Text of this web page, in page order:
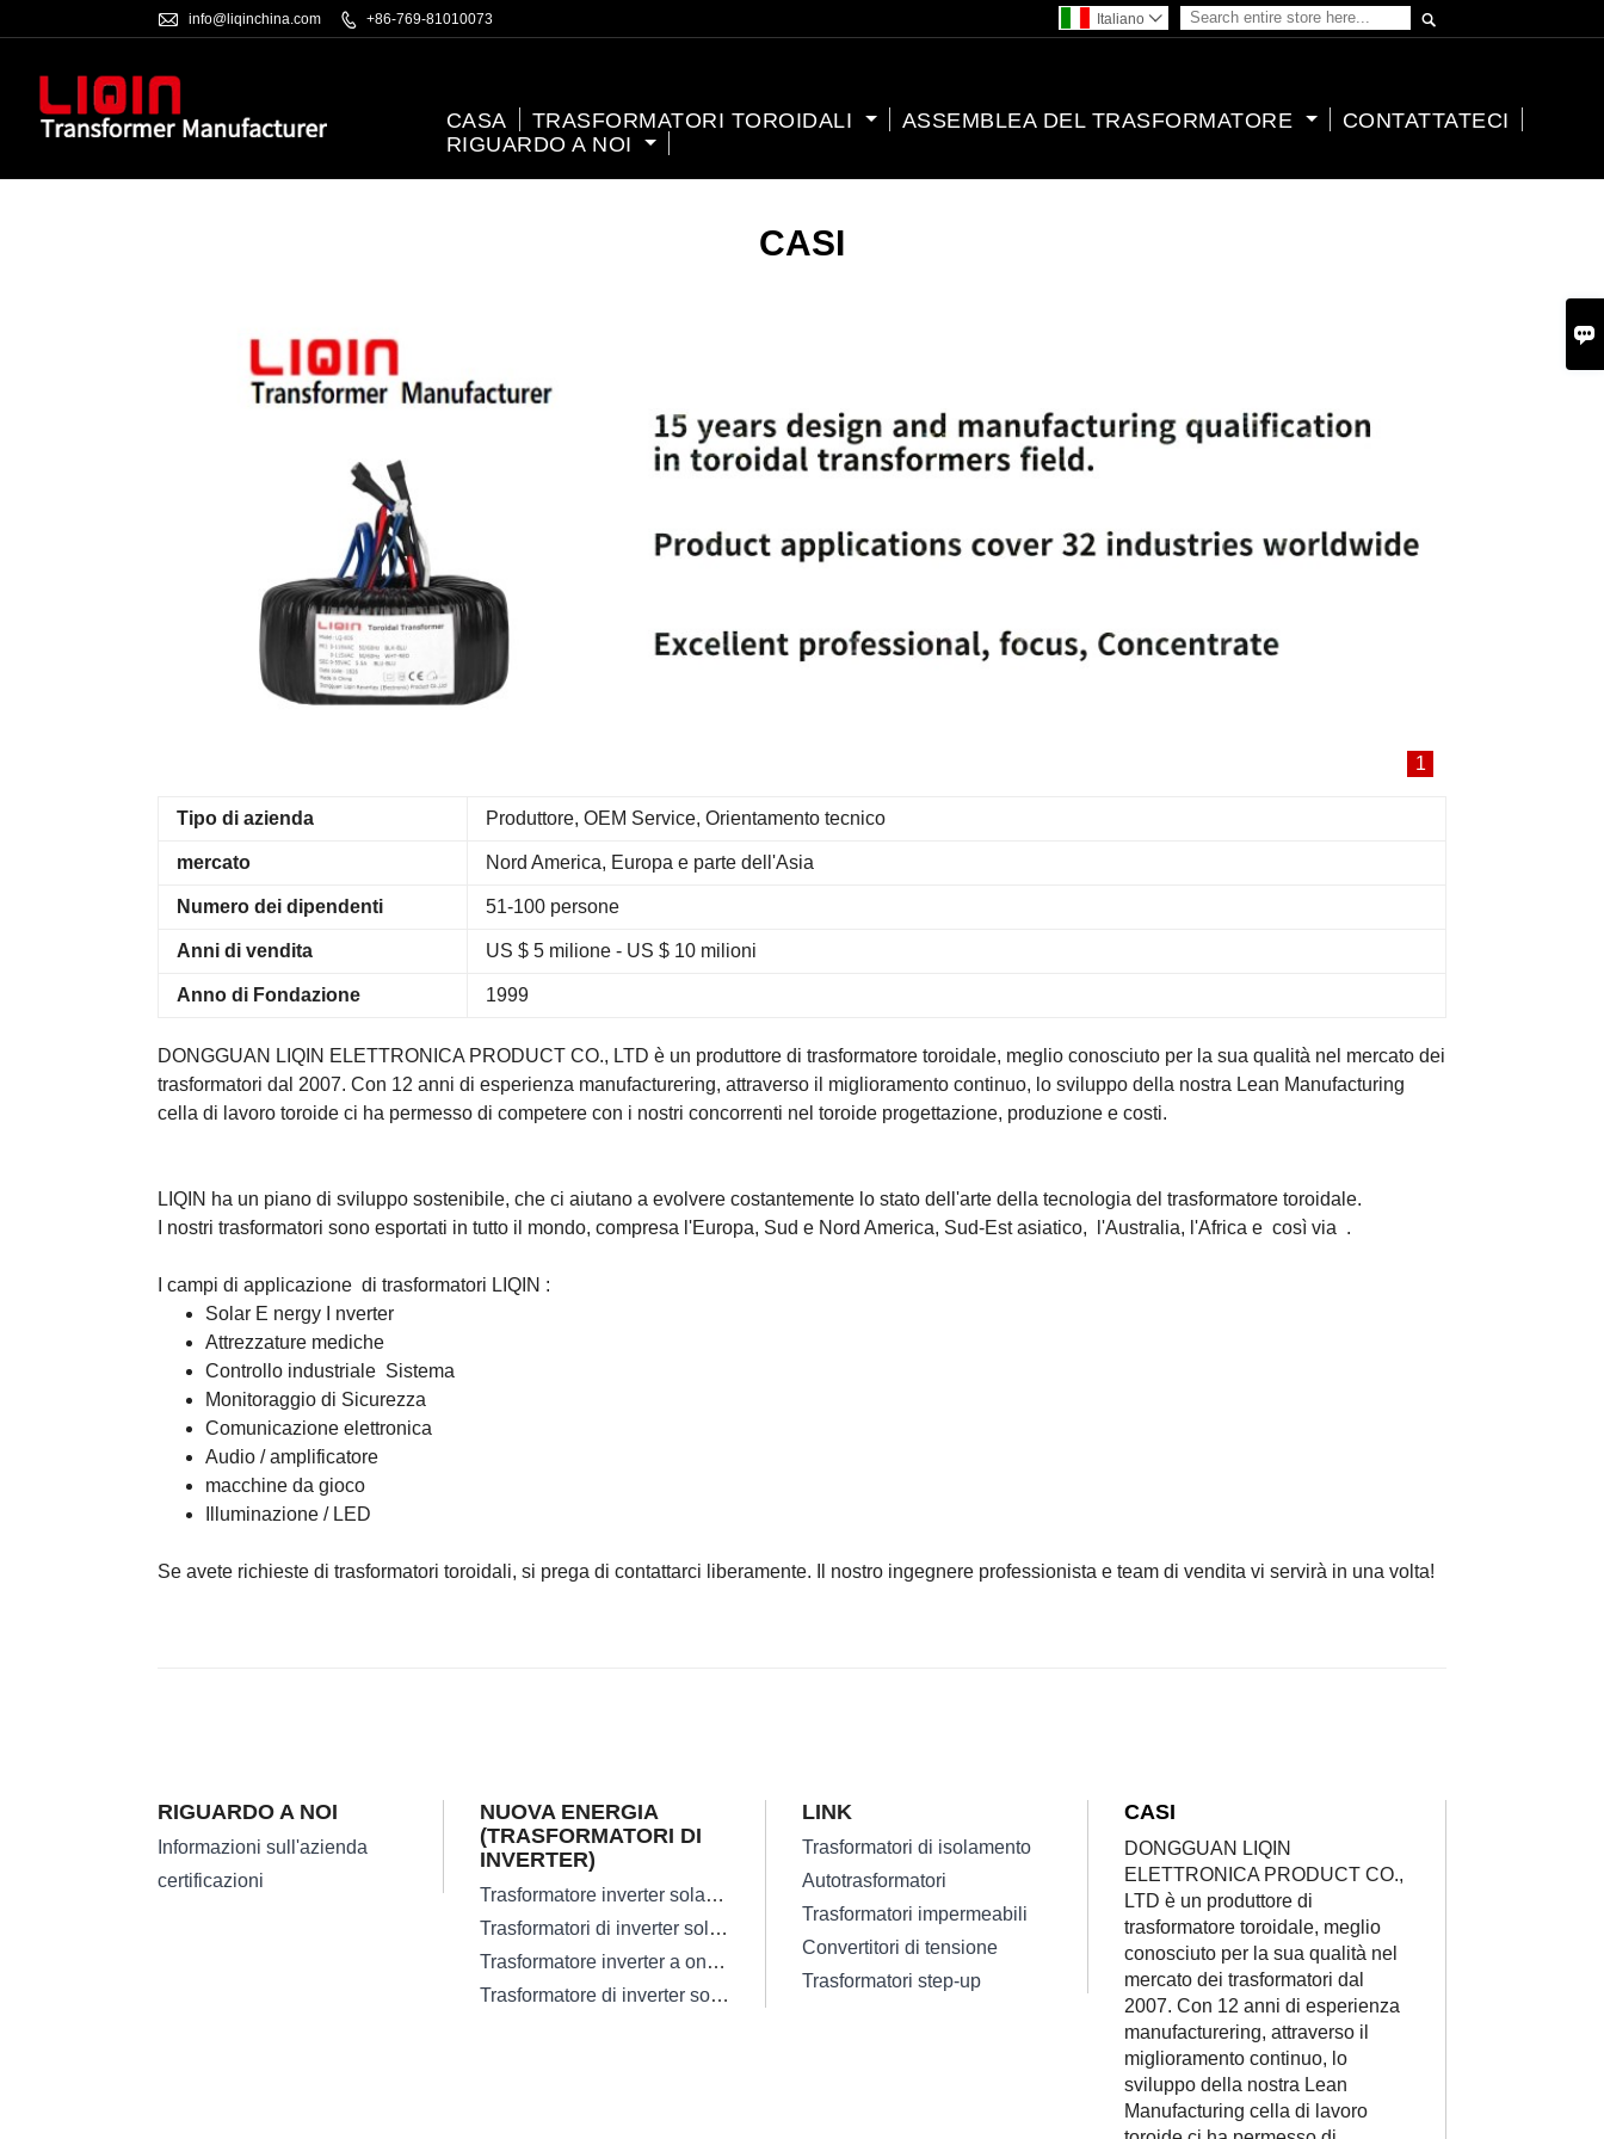

 info@liqinchina.com  +86-769-81010073 
Italiano 
CASA TRASFORMATORI TOROIDALI ASSEMBLEA DEL TRASFORMATORE
CONTATTATECI
RIGUARDO A NOI
CASI
1
Tipo di azienda Produttore, OEM Service, Orientamento tecnico
mercato Nord America, Europa e parte dell'Asia
Numero dei dipendenti 51-100 persone
Anni di vendita US $ 5 milione - US $ 10 milioni
Anno di Fondazione 1999
DONGGUAN LIQIN ELETTRONICA PRODUCT CO., LTD è un produttore di trasformatore toroidale, meglio conosciuto per la sua qualità nel mercato dei
trasformatori dal 2007. Con 12 anni di esperienza manufacturering, attraverso il miglioramento continuo, lo sviluppo della nostra Lean Manufacturing
cella di lavoro toroide ci ha permesso di competere con i nostri concorrenti nel toroide progettazione, produzione e costi.
LIQIN ha un piano di sviluppo sostenibile, che ci aiutano a evolvere costantemente lo stato dell'arte della tecnologia del trasformatore toroidale.
I nostri trasformatori sono esportati in tutto il mondo, compresa l'Europa, Sud e Nord America, Sud-Est asiatico,
l'Australia, l'Africa e così via .
I campi di applicazione di trasformatori LIQIN :
Solar E nergy I nverter
Attrezzature mediche
Controllo industriale Sistema
Monitoraggio di Sicurezza
Comunicazione elettronica
Audio / amplificatore
macchine da gioco
Illuminazione / LED
Se avete richieste di trasformatori toroidali, si prega di contattarci liberamente. Il nostro ingegnere professionista e team di vendita vi servirà in una volta!
RIGUARDO A NOI
Informazioni sull'azienda
certificazioni
NUOVA ENERGIA
(TRASFORMATORI DI
INVERTER)
Trasformatore inverter solare su griglia ad alta efficienza
Trasformatori di inverter solari monofase
Trasformatore inverter a onda sinusoidale pura affidabile da 300 W.
Trasformatore di inverter solare trifase off-grid a bassa perdita
LINK
Trasformatori di isolamento
Autotrasformatori
Trasformatori impermeabili
Convertitori di tensione
Trasformatori step-up
CASI
DONGGUAN LIQIN
ELETTRONICA PRODUCT CO.,
LTD è un produttore di
trasformatore toroidale, meglio
conosciuto per la sua qualità nel
mercato dei trasformatori dal
2007. Con 12 anni di esperienza
manufacturering, attraverso il
miglioramento continuo, lo
sviluppo della nostra Lean
Manufacturing cella di lavoro